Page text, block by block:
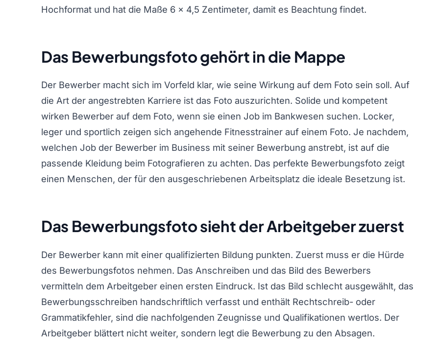
Hochformat und hat die Maße 6 x 4,5 Zentimeter, damit es Beachtung findet.
Das Bewerbungsfoto gehört in die Mappe
Der Bewerber macht sich im Vorfeld klar, wie seine Wirkung auf dem Foto sein soll. Auf
die Art der angestrebten Karriere ist das Foto auszurichten. Solide und kompetent
wirken Bewerber auf dem Foto, wenn sie einen Job im Bankwesen suchen. Locker,
leger und sportlich zeigen sich angehende Fitnesstrainer auf einem Foto. Je nachdem,
welchen Job der Bewerber im Business mit seiner Bewerbung anstrebt, ist auf die
passende Kleidung beim Fotografieren zu achten. Das perfekte Bewerbungsfoto zeigt
einen Menschen, der für den ausgeschriebenen Arbeitsplatz die ideale Besetzung ist.
Das Bewerbungsfoto sieht der Arbeitgeber zuerst
Der Bewerber kann mit einer qualifizierten Bildung punkten. Zuerst muss er die Hürde
des Bewerbungsfotos nehmen. Das Anschreiben und das Bild des Bewerbers
vermitteln dem Arbeitgeber einen ersten Eindruck. Ist das Bild schlecht ausgewählt, das
Bewerbungsschreiben handschriftlich verfasst und enthält Rechtschreib- oder
Grammatikfehler, sind die nachfolgenden Zeugnisse und Qualifikationen wertlos. Der
Arbeitgeber blättert nicht weiter, sondern legt die Bewerbung zu den Absagen.